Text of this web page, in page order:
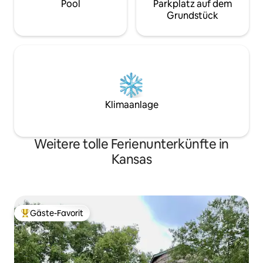
Pool
Parkplatz auf dem
Grundstück
Klimaanlage
Weitere tolle Ferienunterkünfte in
Kansas
Beliebter Gäste-Favorit.
Gäste-Favorit